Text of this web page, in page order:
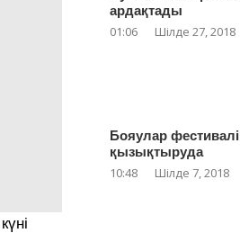
ардақтады
01:06 Шілде 27, 2018
Бояулар
қызықтыруда
10:48 Шілде 7, 2018